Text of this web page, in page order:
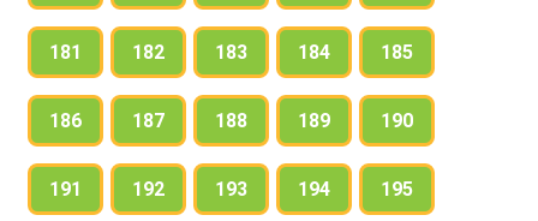
181 182 183 184 185
186 187 188 189 190
191 192 193 194 195